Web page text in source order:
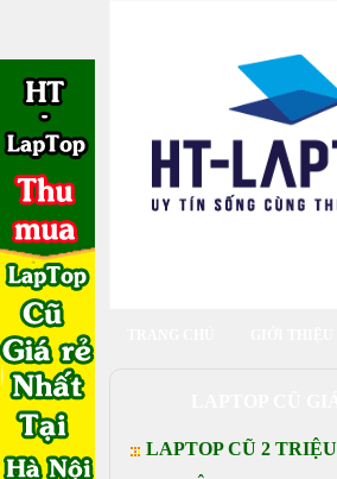
LAPTOP CŨ 2 TRIỆU